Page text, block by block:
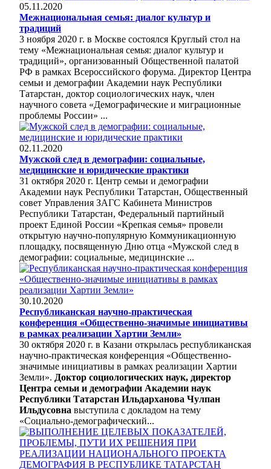
05.11.2020
Межнациональная семья: диалог культур и
традиций
3 ноября 2020 г. в Москве состоялся Круглый стол на
тему «Межнациональная семья: диалог культур и
традиций», организованный Общественной палатой
РФ в рамках Всероссийского форума. Директор Центра
семьи и демографии Академии наук Республики
Татарстан, доктор социологических наук, член
научного совета «Демографические и миграционные
проблемы России» ...
02.11.2020
Мужской след в демографии: социальные,
медицинские и юридические практики
31 октября 2020 г. Центр семьи и демографии
Академии наук Республики Татарстан, Общественный
совет Управления ЗАГС Кабинета Министров
Республики Татарстан, Федеральный партийный
проект Единой России «Крепкая семья» провели
открытую научно-популярную Коммуникационную
площадку, посвященную Дню отца «Мужской след в
демографии: социальные, медицинские ...
30.10.2020
Республиканская научно-практическая
конференция «Общественно-значимые инициативы
в рамках реализации Хартии Земли»
30 октября 2020 г. в Казани открылась республиканская
научно-практическая конференция «Общественно-
значимые инициативы в рамках реализации Хартии
Земли». Доктор социологических наук, директор
Центра семьи и демографии Академии наук
Республики Татарстан Ильдарханова Чулпан
Ильдусовна выступила с докладом на тему
«Социально-демографический...